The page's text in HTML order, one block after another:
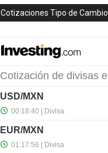
Cotizaciones Tipo de Cambio